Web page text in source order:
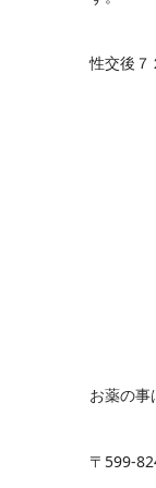
性交後７
お薬の
〒599-